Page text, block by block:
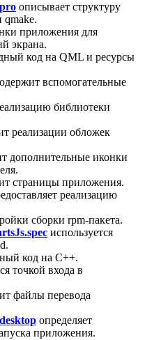
описывает структуру
qmake.
приложения для
экрана.
код на QML и ресурсы
вспомогательные
библиотеки
реализации обложек
дополнительные иконки
страницы приложения.
реализацию
сборки rpm-пакета.
используется
код на C++.
точкой входа в
файлы перевода
определяет
приложения.